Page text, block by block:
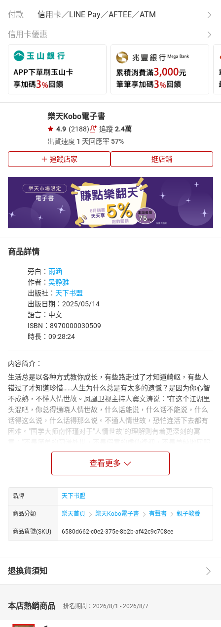
付款 信用卡／LINE Pay／AFTEE／ATM
信用卡優惠
樂天Kobo電子書
4.9 (2188) 追蹤 2.4萬
出貨速度 1 天回應率57%
追蹤店家 逛店舖
商品詳情
旁白： 雨涵
作者： 吴静雅
出版社： 天下书盟
出版日期：2025/05/14
語言：中文
ISBN：8970000030509
時長：09:28:24
内容简介：
生活总是以各种方式教你成长，有些路走过了才知道崎岖，有些人
错过了才知道珍惜……人生为什么总是有太多的遗憾？是因为你心智
不成熟，不懂人情世故。凤凰卫视主持人窦文涛说："在这个江湖里
头混吧，你总得通晓人情世故，什么话能说，什么话不能说，什么
话得这么说，什么话得那么说。不通人情世故，恐怕连活下去都有
困难。"国学大师南怀瑾对于"人情世故"的理解则有着更深刻的寓
于现实，而是真正懂得生活的意义，安详地走完自己的人生。"
在通往幸福的路上，年轻只是临时的，脸蛋儿只是暂时的资本，通
晓人情世故才是永恒的法宝。有些事，年轻的时候不懂得。当懂得
的时候已悔之晚矣；有些事，有机会去做的时候没有去做，而当想
去做的时候已没有机会。
不管你是软妹子，还是女汉子，都不要等到尝尽人间冷暖，才想起
去学习人情世故。一个聪明的女人，必定是通晓人情世故的高手。
她知道什么时候该退让，什么时候该表现，既不会锋芒毕露，也不
泯于众人；她不会字字虚言，也不会全抛一片心。她会利用社会上
查看更多
品牌 天下书盟
商品分類 樂天首頁 樂天Kobo電子書 有聲書 親子教養
商品貨號(SKU) 6580d662-c0e2-375e-8b2b-af42c9c708ee
退換貨須知
本店熱銷商品 排名期間：2026/8/1 - 2026/8/7